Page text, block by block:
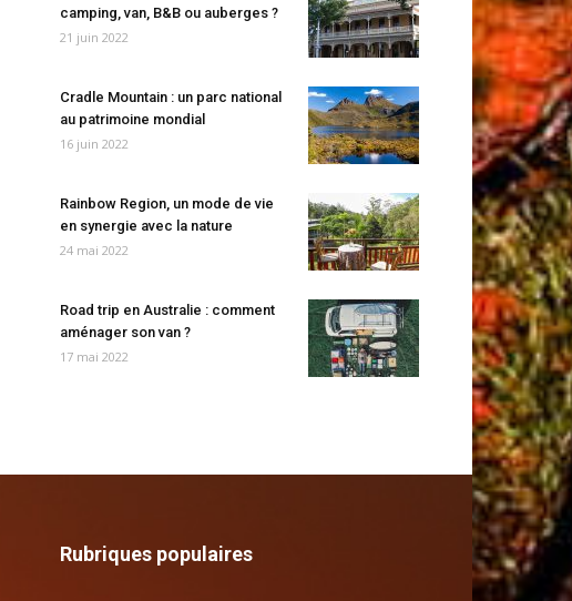
camping, van, B&B ou auberges ?
21 juin 2022
Cradle Mountain : un parc national
au patrimoine mondial
16 juin 2022
Rainbow Region, un mode de vie
en synergie avec la nature
24 mai 2022
Road trip en Australie : comment
aménager son van ?
17 mai 2022
Rubriques populaires